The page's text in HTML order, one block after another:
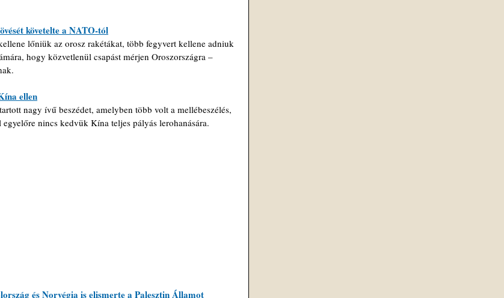
követelte a NATO-tól
lőniük az orosz rakétákat, több fegyvert kellene adniuk
hogy közvetlenül csapást mérjen Oroszországra –
ellen
nagy ívű beszédet, amelyben több volt a mellébeszélés,
nincs kedvük Kína teljes pályás lerohanására.
és Norvégia is elismerte a Palesztin Államot